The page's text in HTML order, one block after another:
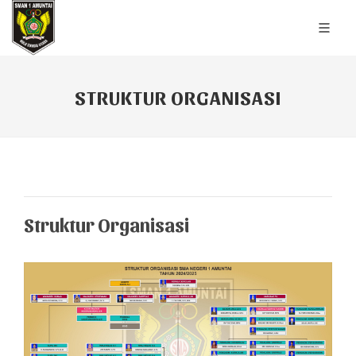
STRUKTUR ORGANISASI
Struktur Organisasi